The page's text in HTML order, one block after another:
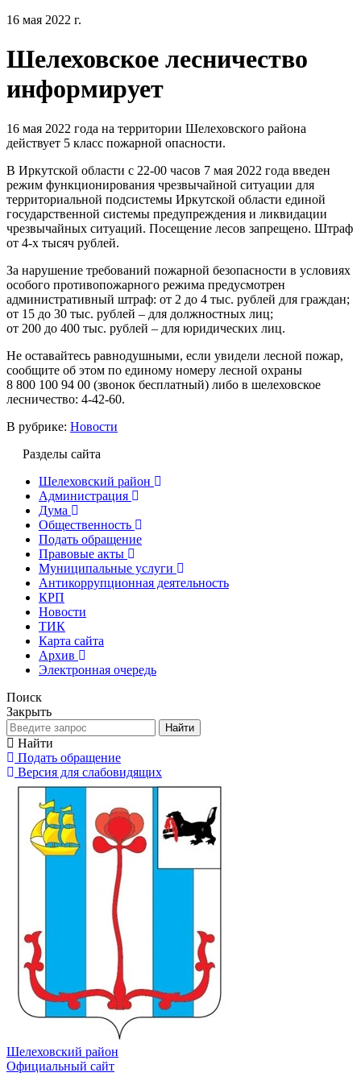
16 мая 2022 г.
Шелеховское лесничество
информирует
16 мая 2022 года на территории Шелеховского района
действует 5 класс пожарной опасности.
В Иркутской области с 22-00 часов 7 мая 2022 года введен
режим функционирования чрезвычайной ситуации для
территориальной подсистемы Иркутской области единой
государственной системы предупреждения и ликвидации
чрезвычайных ситуаций. Посещение лесов запрещено. Штраф
от 4-х тысяч рублей.
За нарушение требований пожарной безопасности в условиях
особого противопожарного режима предусмотрен
административный штраф: от 2 до 4 тыс. рублей для граждан;
от 15 до 30 тыс. рублей – для должностных лиц;
от 200 до 400 тыс. рублей – для юридических лиц.
Не оставайтесь равнодушными, если увидели лесной пожар,
сообщите об этом по единому номеру лесной охраны
8 800 100 94 00 (звонок бесплатный) либо в шелеховское
лесничество: 4-42-60.
В рубрике: Новости
Разделы сайта
Шелеховский район
Администрация
Дума
Общественность
Подать обращение
Правовые акты
Муниципальные услуги
Антикоррупционная деятельность
КРП
Новости
ТИК
Карта сайта
Архив
Электронная очередь
Поиск
Закрыть
Найти
Найти
Подать обращение
Версия для слабовидящих
Шелеховский район
Официальный сайт